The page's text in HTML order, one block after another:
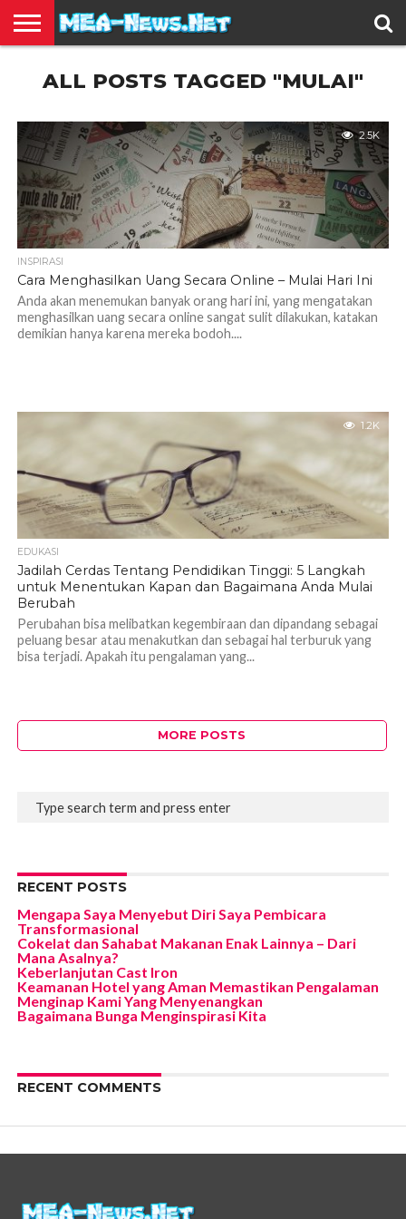
TERBARU
EDUKASI
HIBURAN
INSPIRASI
KESEHATAN
KULINER
OLAH
RAGA
OTOMOTIF
TRAVEL
JUAL
BELI
ALL POSTS TAGGED "MULAI"
2.5K
INSPIRASI
Cara Menghasilkan Uang Secara Online – Mulai Hari Ini
Anda akan menemukan banyak orang hari ini, yang mengatakan
menghasilkan uang secara online sangat sulit dilakukan, katakan
demikian hanya karena mereka bodoh....
1.2K
EDUKASI
Jadilah Cerdas Tentang Pendidikan Tinggi: 5 Langkah
untuk Menentukan Kapan dan Bagaimana Anda Mulai
Berubah
Perubahan bisa melibatkan kegembiraan dan dipandang sebagai
peluang besar atau menakutkan dan sebagai hal terburuk yang
bisa terjadi. Apakah itu pengalaman yang...
MORE POSTS
RECENT POSTS
Mengapa Saya Menyebut Diri Saya Pembicara
Transformasional
Cokelat dan Sahabat Makanan Enak Lainnya – Dari
Mana Asalnya?
Keberlanjutan Cast Iron
Keamanan Hotel yang Aman Memastikan Pengalaman
Menginap Kami Yang Menyenangkan
Bagaimana Bunga Menginspirasi Kita
RECENT COMMENTS